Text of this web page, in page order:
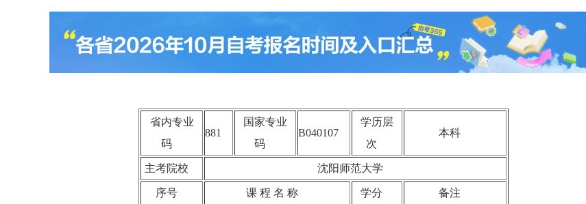
省内专业
码
881
国家专业
码
B040107
学历层
次
本科
主考院校 沈阳师范大学
序号 课 程 名 称 学分 备注